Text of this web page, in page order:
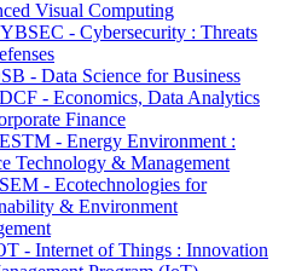
Visual Computing
- Cybersecurity : Threats
- Data Science for Business
- Economics, Data Analytics
Finance
- Energy Environment :
Technology & Management
- Ecotechnologies for
& Environment
- Internet of Things : Innovation